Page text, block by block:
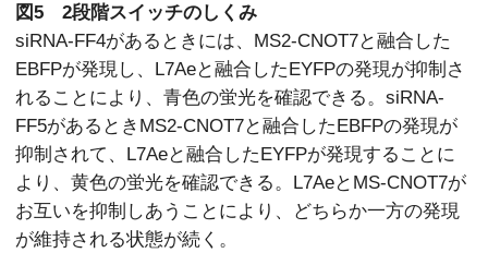
図5 2段階スイッチのしくみ
siRNA-FF4があるときには、MS2-CNOT7と融合した
EBFPが発現し、L7Aeと融合したEYFPの発現が抑制さ
れることにより、青色の蛍光を確認できる。siRNA-
FF5があるときMS2-CNOT7と融合したEBFPの発現が
抑制されて、L7Aeと融合したEYFPが発現することに
より、黄色の蛍光を確認できる。L7AeとMS-CNOT7が
お互いを抑制しあうことにより、どちらか一方の発現
が維持される状態が続く。